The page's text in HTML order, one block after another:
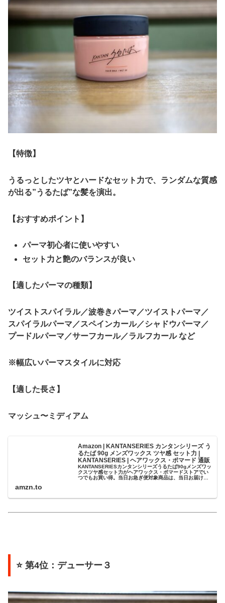
【特徴】
うるっとしたツヤとハードなセット力で、ランダムな質感
が出る”うるたば”な髪を演出。
【おすすめポイント】
パーマ初心者に使いやすい
セット力と艶のバランスが良い
【適したパーマの種類】
ツイストスパイラル／波巻きパーマ／ツイストパーマ／
スパイラルパーマ／スペインカール／シャドウパーマ／
プードルパーマ／サーフカール／ラルフカール など
※幅広いパーマスタイルに対応
【適した長さ】
マッシュ〜ミディアム
Amazon | KANTANSERIES カンタンシリーズ う
るたば 90g メンズワックス ツヤ感 セット力 |
KANTANSERIES | ヘアワックス・ポマード 通販
KANTANSERIESカンタンシリーズうるたば90gメンズワッ
クスツヤ感セット力がヘアワックス・ポマードストアでい
つでもお買い得。当日お急ぎ便対象商品は、当日お届け可
amzn.to
⭐ 第4位：デューサー３